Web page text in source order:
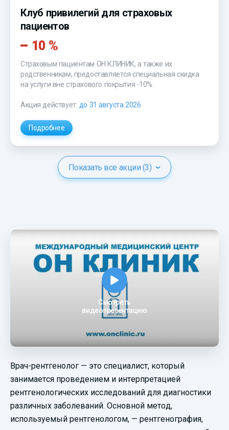
Клуб привилегий для страховых
пациентов
10 %
Страховым пациентам ОН КЛИНИК, а также их
родственникам, предоставляется специальная скидка
на услуги вне страхового покрытия -10%.
Акция действует: до 31 августа 2026
Подробнее
Показать все акции (3)
Смотреть
видеопрезентацию
Врач-рентгенолог — это специалист, который
занимается проведением и интерпретацией
рентгенологических исследований для диагностики
различных заболеваний. Основной метод,
используемый рентгенологом, — рентгенография,